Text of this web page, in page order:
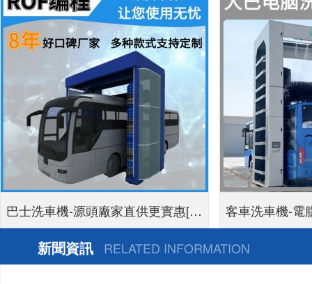
巴士洗車機-源頭廠家直供更實惠[隆
茂鑫晟]
客車洗車機-電
新聞資訊 RELATED INFORMATION